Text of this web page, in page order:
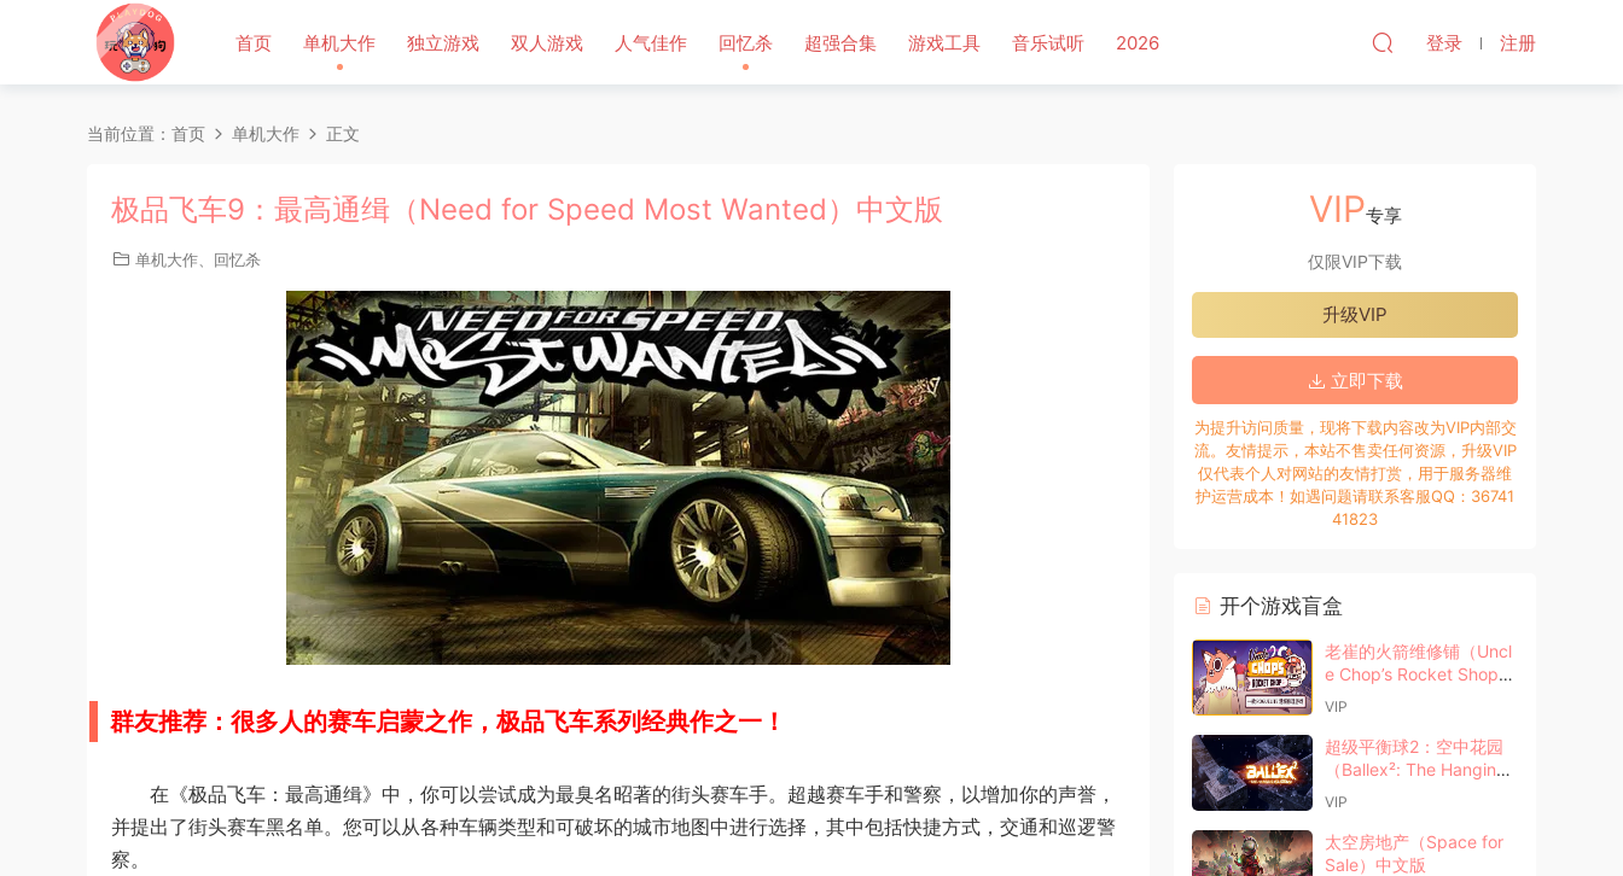
首页 单机大作 独立游戏 双人游戏 人气佳作 回忆杀 超强合集 游戏工具 音乐试听 2026 登录 注册
当前位置： 首页 单机大作 正文
极品飞车9：最高通缉（Need for Speed Most Wanted）中文版
单机大作 回忆杀
群友推荐：很多人的赛车启蒙之作，极品飞车系列经典作之一！
在《极品飞车：最高通缉》中，你可以尝试成为最臭名昭著的街头赛车手。超越赛车手和警察，以增加你的声誉，
并提出了街头赛车黑名单。您可以从各种车辆类型和可破坏的城市地图中进行选择，其中包括快捷方式，交通和巡逻警
察。
VIP专享
仅限VIP下载
升级VIP
立即下载
为提升访问质量，现将下载内容改为VIP内部交
流。友情提示，本站不售卖任何资源，升级VIP
仅代表个人对网站的友情打赏，用于服务器维
护运营成本！如遇问题请联系客服QQ：36741
41823
开个游戏盲盒
老崔的火箭维修铺（Uncl
e Chop’s Rocket Shop）
中文版
VIP
超级平衡球2：空中花园
（Ballex²: The Hanging
Gardens）中文版
VIP
太空房地产（Space for
Sale）中文版